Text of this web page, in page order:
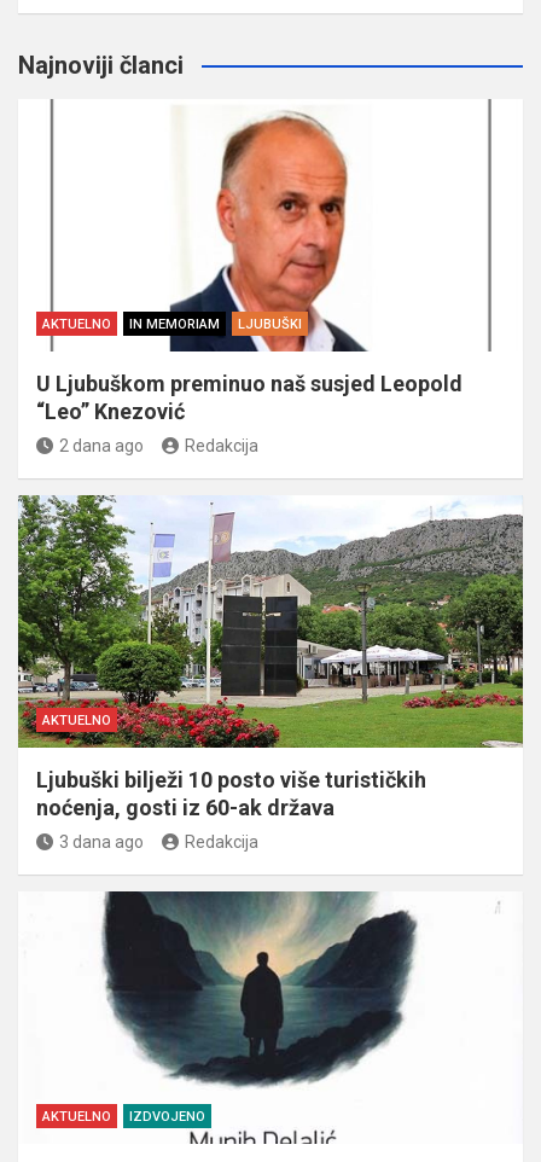
Najnoviji članci
AKTUELNO IN MEMORIAM LJUBUŠKI
U Ljubuškom preminuo naš susjed Leopold
“Leo” Knezović
2 dana ago Redakcija
AKTUELNO
Ljubuški bilježi 10 posto više turističkih
noćenja, gosti iz 60-ak država
3 dana ago Redakcija
AKTUELNO IZDVOJENO